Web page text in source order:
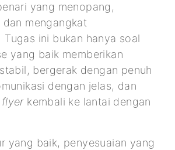
yang menopang,
dan mengangkat
Tugas ini bukan hanya soal
yang baik memberikan
bergerak dengan penuh
dengan jelas, dan
flyer kembali ke lantai dengan
yang baik, penyesuaian yang